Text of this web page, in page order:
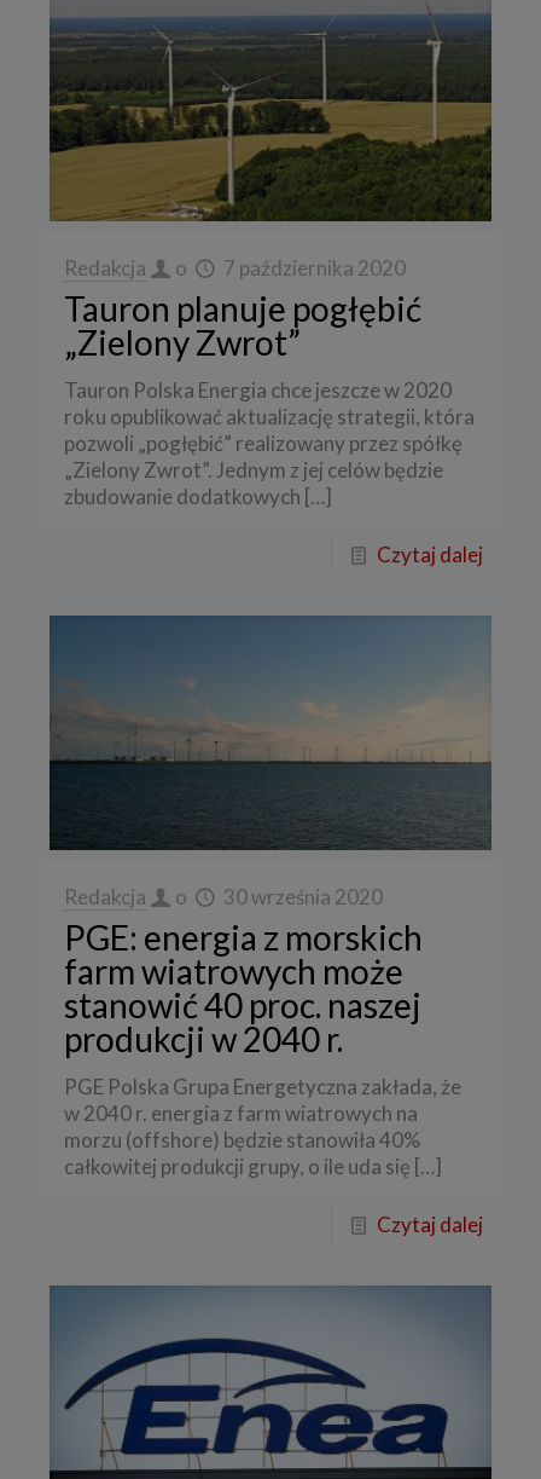
Redakcja o 7 października 2020
Tauron planuje pogłębić
„Zielony Zwrot”
Tauron Polska Energia chce jeszcze w 2020
roku opublikować aktualizację strategii, która
pozwoli „pogłębić” realizowany przez spółkę
„Zielony Zwrot”. Jednym z jej celów będzie
zbudowanie dodatkowych […]
Czytaj dalej
Redakcja o 30 września 2020
PGE: energia z morskich
farm wiatrowych może
stanowić 40 proc. naszej
produkcji w 2040 r.
PGE Polska Grupa Energetyczna zakłada, że
w 2040 r. energia z farm wiatrowych na
morzu (offshore) będzie stanowiła 40%
całkowitej produkcji grupy, o ile uda się […]
Czytaj dalej